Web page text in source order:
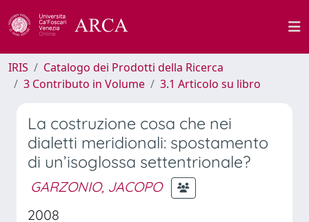
IRIS
Catalogo dei Prodotti della Ricerca
3 Contributo in Volume
3.1 Articolo su libro
La costruzione cosa che nei
dialetti meridionali: spostamento
di un’isoglossa settentrionale?
GARZONIO, JACOPO
2008